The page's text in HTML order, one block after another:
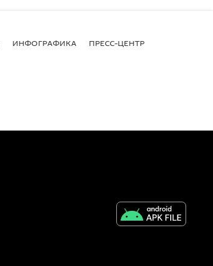
ИНФОГРАФИКА ПРЕСС-ЦЕНТР